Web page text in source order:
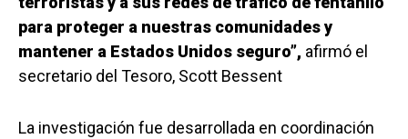
para proteger a nuestras comunidades y
mantener a Estados Unidos seguro”, afirmó el
secretario del Tesoro, Scott Bessent
La investigación fue desarrollada en coordinación